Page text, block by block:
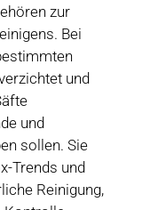
zur
Bei
und
und
sollen. Sie
Trends und
Reinigung,